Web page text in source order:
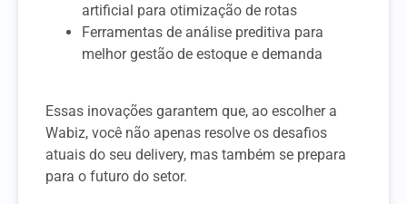
artificial para otimização de rotas
Ferramentas de análise preditiva para
melhor gestão de estoque e demanda
Essas inovações garantem que, ao escolher a
Wabiz, você não apenas resolve os desafios
atuais do seu delivery, mas também se prepara
para o futuro do setor.